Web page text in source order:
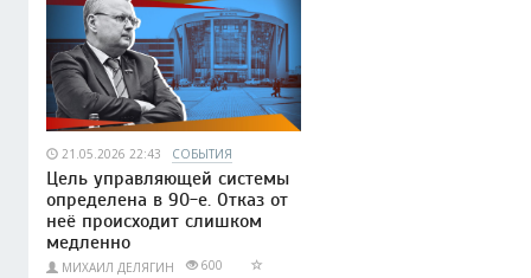
21.05.2026 22:43 СОБЫТИЯ
Цель управляющей системы
определена в 90-е. Отказ от
неё происходит слишком
медленно
МИХАИЛ ДЕЛЯГИН 600